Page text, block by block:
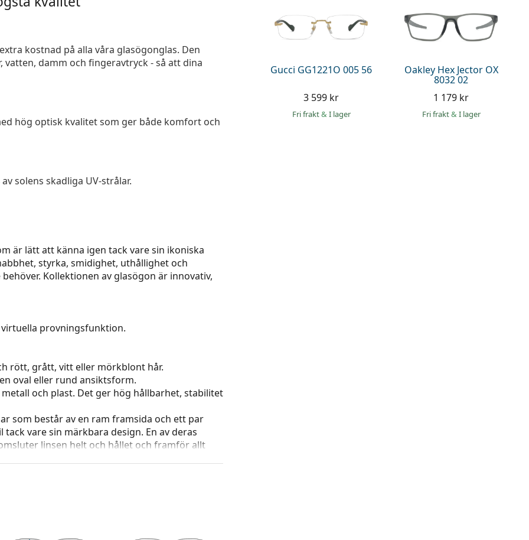
Gucci GG1221O 005 56
3 599 kr
Fri frakt& I lager
Oakley Hex Jector OX
8032 02
1 179 kr
Fri frakt& I lager
kostnad på alla våra glasögonglas. Den
damm och fingeravtryck - så att dina
hög optisk kvalitet som ger både komfort och
solens skadliga UV-strålar.
är lätt att känna igen tack vare sin ikoniska
styrka, smidighet, uthållighet och
Kollektionen av glasögon är innovativ,
provningsfunktion.
rött, grått, vitt eller mörkblont hår.
oval eller rund ansiktsform.
och plast. Det ger hög hållbarhet, stabilitet
som består av en ram framsida och ett par
vare sin märkbara design. En av deras
linsen helt och hållet och framför allt
färg och utformning kan variera.
skötsel av glasögon. Observera att vissa